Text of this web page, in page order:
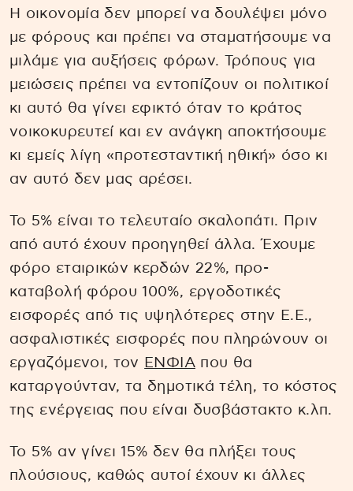
Η οικονομία δεν μπορεί να δουλέψει μόνο
με φόρους και πρέπει να σταματήσουμε να
μιλάμε για αυξήσεις φόρων. Τρόπους για
μειώσεις πρέπει να εντοπίζουν οι πολιτικοί
κι αυτό θα γίνει εφικτό όταν το κράτος
νοικοκυρευτεί και εν ανάγκη αποκτήσουμε
κι εμείς λίγη «προτεσταντική ηθική» όσο κι
αν αυτό δεν μας αρέσει.
Το 5% είναι το τελευταίο σκαλοπάτι. Πριν
από αυτό έχουν προηγηθεί άλλα. Έχουμε
φόρο εταιρικών κερδών 22%, προ-
καταβολή φόρου 100%, εργοδοτικές
εισφορές από τις υψηλότερες στην Ε.Ε.,
ασφαλιστικές εισφορές που πληρώνουν οι
εργαζόμενοι, τον ΕΝΦΙΑπου θα
καταργούνταν, τα δημοτικά τέλη, το κόστος
της ενέργειας που είναι δυσβάστακτο κ.λπ.
Το 5% αν γίνει 15% δεν θα πλήξει τους
πλούσιους, καθώς αυτοί έχουν κι άλλες